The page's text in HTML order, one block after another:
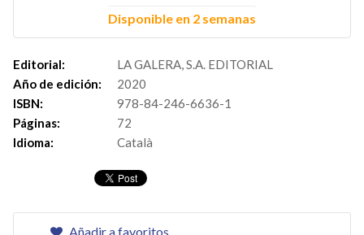
Disponible en 2 semanas
Editorial:
LA GALERA, S.A. EDITORIAL
Año de edición:
2020
ISBN:
978-84-246-6636-1
Páginas:
72
Idioma:
Català
Añadir a favoritos